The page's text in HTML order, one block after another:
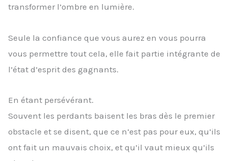
transformer l’ombre en lumière.
Seule la confiance que vous aurez en vous pourra
vous permettre tout cela, elle fait partie intégrante de
l’état d’esprit des gagnants.
En étant persévérant.
Souvent les perdants baisent les bras dès le premier
obstacle et se disent, que ce n’est pas pour eux, qu’ils
ont fait un mauvais choix, et qu’il vaut mieux qu’ils